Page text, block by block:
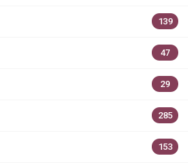
139
47
29
285
153